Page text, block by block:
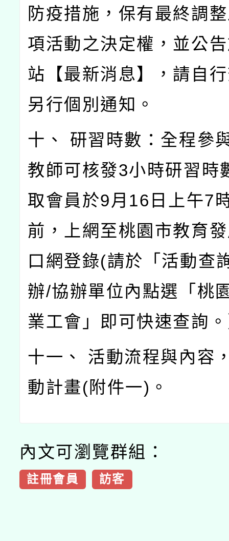
防疫措施，保有最終調
項活動之決定權，並公
站【最新消息】，請自
另行個別通知。
十、 研習時數：全程參
教師可核發3小時研習時
取會員於9月16日上午7
前，上網至桃園市教育
口網登錄(請於「活動查
辦/協辦單位內點選「桃
業工會」即可快速查詢
十一、 活動流程與內容
動計畫(附件一)。
內文可瀏覽群組：
註冊會員 訪客